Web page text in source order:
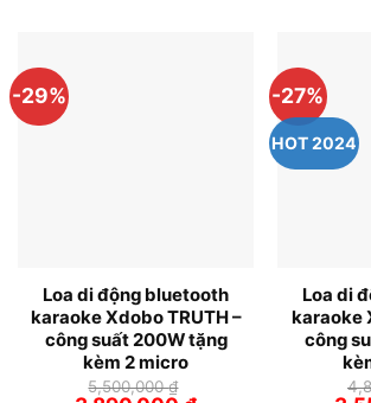
-29%
Loa di động bluetooth
karaoke Xdobo TRUTH –
công suất 200W tặng
kèm 2 micro
5,500,000₫
-27%
HOT 2024
Loa di
karaoke
công